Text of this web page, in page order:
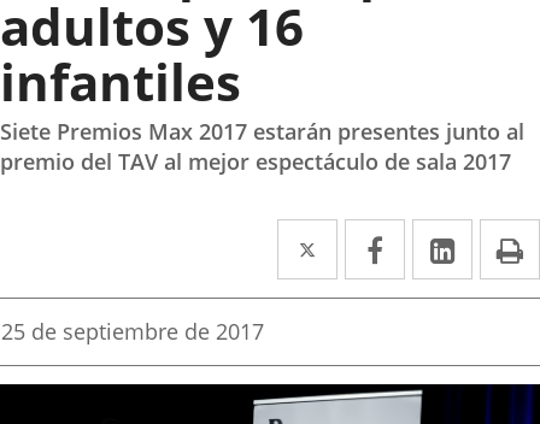
adultos y 16
infantiles
Siete Premios Max 2017 estarán presentes junto al
premio del TAV al mejor espectáculo de sala 2017
Twitter
Enlace
a
aplicación
externa.
Facebook
Enlace
a
aplicación
externa.
Enlace
a
Fecha
la
25 de septiembre de 2017